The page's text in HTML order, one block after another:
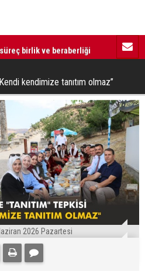
birlik ve beraberliği 11:59 |
kendimize tanıtım olmaz”
2026 Pazartesi